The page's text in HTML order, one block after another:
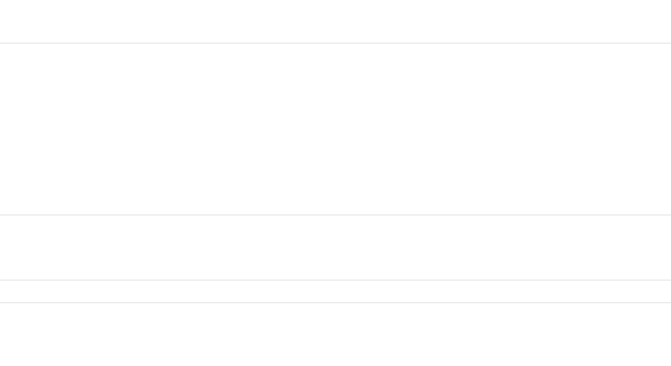
der Stadt
der Schönen Lau
den Großen Christophorus von Riga
der Muschel